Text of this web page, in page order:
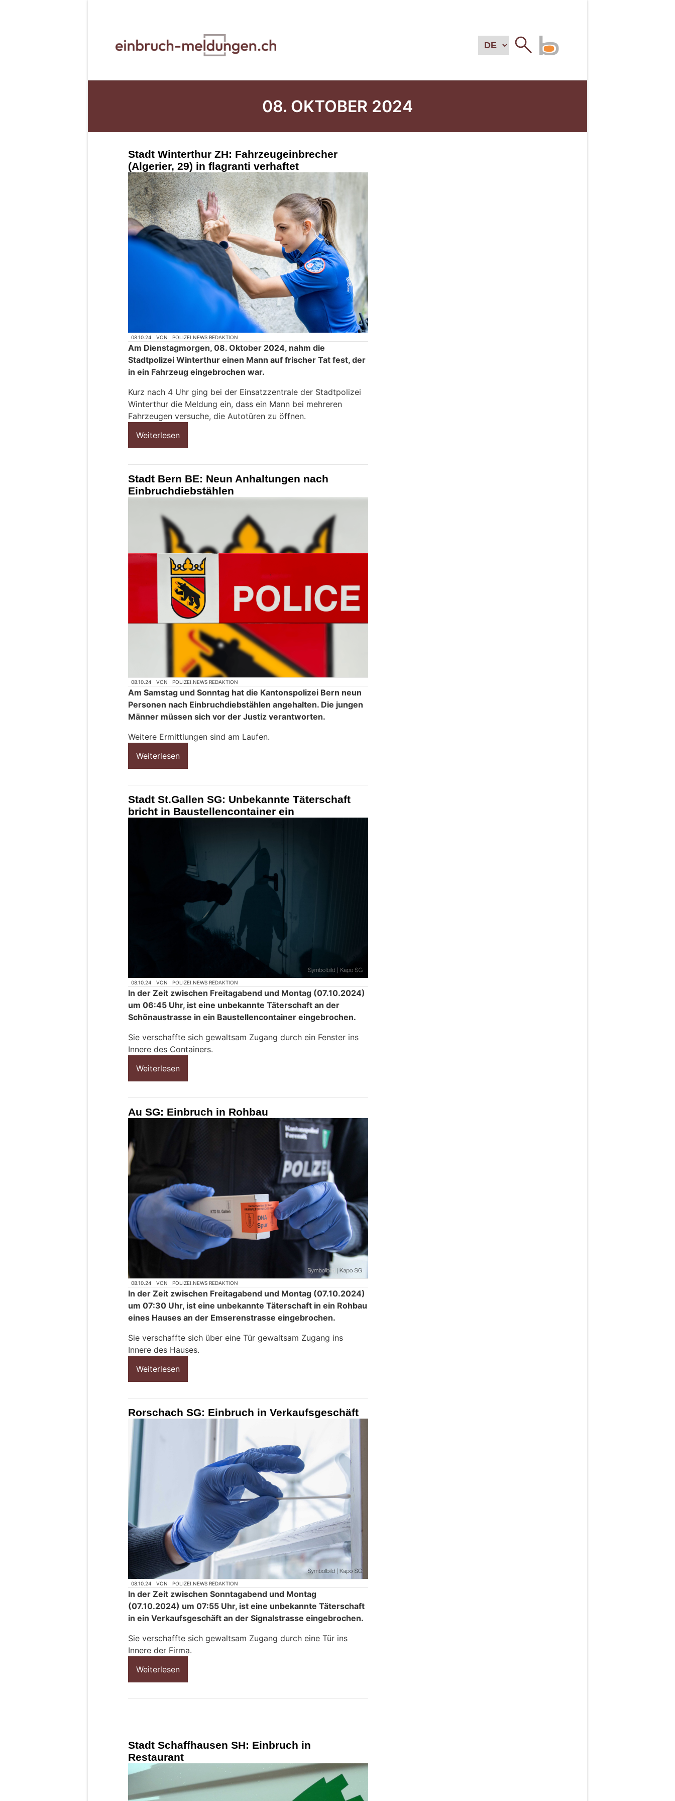
08. OKTOBER 2024
Stadt Winterthur ZH: Fahrzeugeinbrecher
(Algerier, 29) in flagranti verhaftet
08.10.24 VON POLIZEI.NEWS REDAKTION
Am Dienstagmorgen, 08. Oktober 2024, nahm die
Stadtpolizei Winterthur einen Mann auf frischer Tat fest, der
in ein Fahrzeug eingebrochen war.
Kurz nach 4 Uhr ging bei der Einsatzzentrale der Stadtpolizei
Winterthur die Meldung ein, dass ein Mann bei mehreren
Fahrzeugen versuche, die Autotüren zu öffnen.
Weiterlesen
Stadt Bern BE: Neun Anhaltungen nach
Einbruchdiebstählen
08.10.24 VON POLIZEI.NEWS REDAKTION
Am Samstag und Sonntag hat die Kantonspolizei Bern neun
Personen nach Einbruchdiebstählen angehalten. Die jungen
Männer müssen sich vor der Justiz verantworten.
Weitere Ermittlungen sind am Laufen.
Weiterlesen
Stadt St.Gallen SG: Unbekannte Täterschaft
bricht in Baustellencontainer ein
08.10.24 VON POLIZEI.NEWS REDAKTION
In der Zeit zwischen Freitagabend und Montag (07.10.2024)
um 06:45 Uhr, ist eine unbekannte Täterschaft an der
Schönaustrasse in ein Baustellencontainer eingebrochen.
Sie verschaffte sich gewaltsam Zugang durch ein Fenster ins
Innere des Containers.
Weiterlesen
Au SG: Einbruch in Rohbau
08.10.24 VON POLIZEI.NEWS REDAKTION
In der Zeit zwischen Freitagabend und Montag (07.10.2024)
um 07:30 Uhr, ist eine unbekannte Täterschaft in ein Rohbau
eines Hauses an der Emserenstrasse eingebrochen.
Sie verschaffte sich über eine Tür gewaltsam Zugang ins
Innere des Hauses.
Weiterlesen
Rorschach SG: Einbruch in Verkaufsgeschäft
08.10.24 VON POLIZEI.NEWS REDAKTION
In der Zeit zwischen Sonntagabend und Montag
(07.10.2024) um 07:55 Uhr, ist eine unbekannte Täterschaft
in ein Verkaufsgeschäft an der Signalstrasse eingebrochen.
Sie verschaffte sich gewaltsam Zugang durch eine Tür ins
Innere der Firma.
Weiterlesen
Stadt Schaffhausen SH: Einbruch in
Restaurant